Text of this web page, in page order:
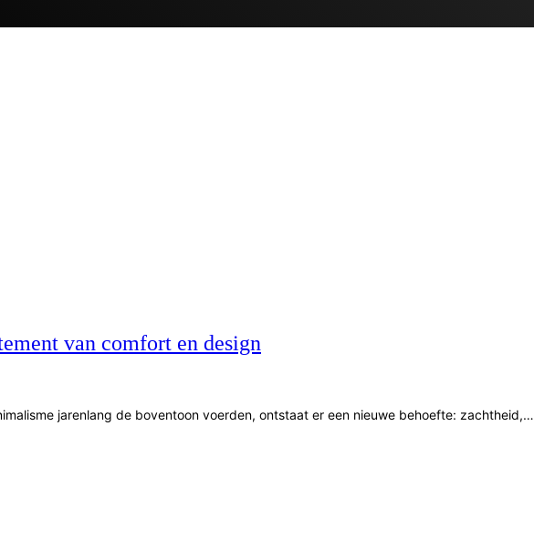
van comfort en design
jarenlang de boventoon voerden, ontstaat er een nieuwe behoefte: zachtheid,…